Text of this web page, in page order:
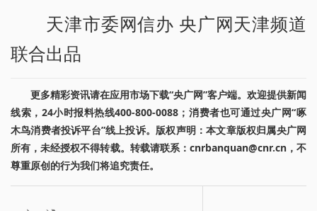
天津市委网信办 央广网天津频道
联合出品
更多精彩资讯请在应用市场下载“央广网”客户端。欢迎提供新闻
线索，24小时报料热线400-800-0088；消费者也可通过央广网“啄
木鸟消费者投诉平台”线上投诉。版权声明：本文章版权归属央广网
所有，未经授权不得转载。转载请联系：cnrbanquan@cnr.cn，不
尊重原创的行为我们将追究责任。